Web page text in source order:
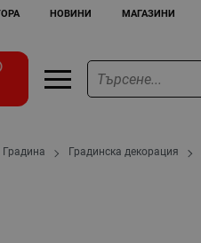
НОВИНИ МАГАЗИНИ
Градина Градинска декорация